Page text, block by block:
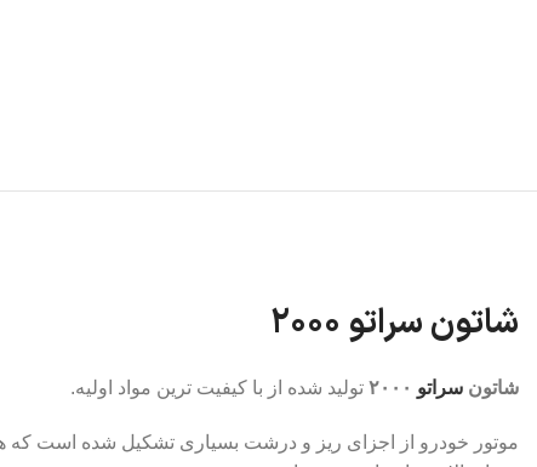
شاتون سراتو ۲۰۰۰
شاتون سراتو ۲۰۰۰ تولید شده از با کیفیت ترین مواد اولیه.
موتور خودرو از اجزای ریز و درشت بسیاری تشکیل شده است که